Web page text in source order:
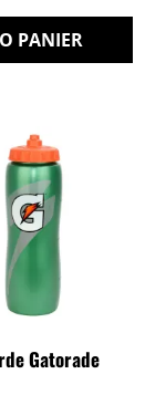
PANIER
Gatorade